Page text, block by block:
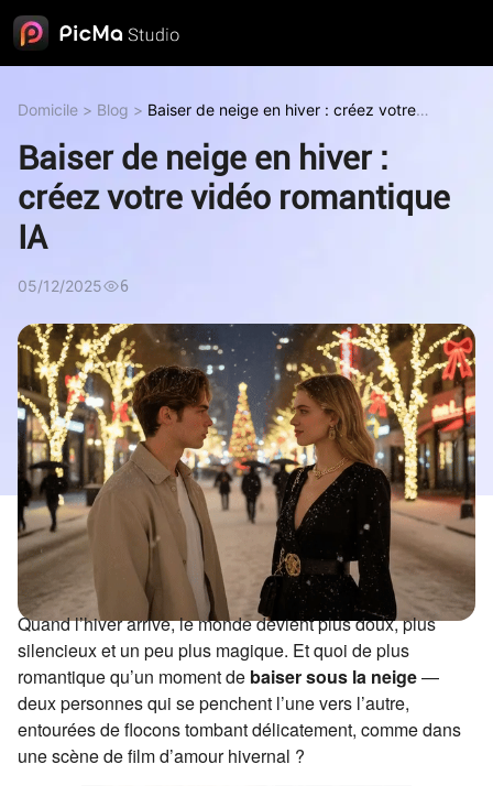
Domicile > Blog > Baiser de neige en hiver : créez votre
Baiser de neige en hiver :
créez votre vidéo romantique
IA
05/12/2025 6
Quand l’hiver arrive, le monde devient plus doux, plus
silencieux et un peu plus magique. Et quoi de plus
romantique qu’un moment de baiser sous la neige—
deux personnes qui se penchent l’une vers l’autre,
entourées de flocons tombant délicatement, comme dans
une scène de film d’amour hivernal ?